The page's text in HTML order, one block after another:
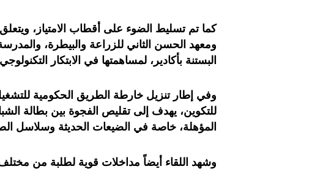
كما تم تسليط الضوء على أقطاب الامتياز،
ومعهد الحسن الثاني للزراعة والبيطرة،
البستنة بأكادير، لمساهمتها في الابتكار
وفي إطار تنزيل خارطة الطريق الحكومية
للتكوين، يهدف إلى تقليص الفجوة بين بطالة
المؤهلة، خاصة في الضيعات الحديثة وسلاسل
وشهد اللقاء أيضاً مداخلات قوية لطلبة من